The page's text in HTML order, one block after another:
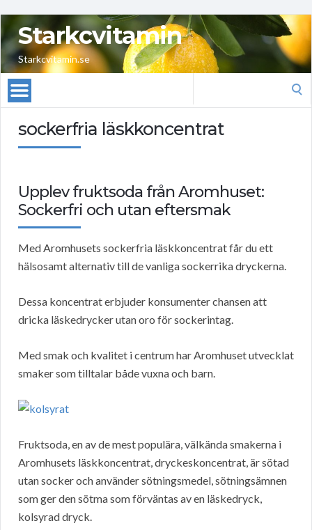
Starkcvitamin
Starkcvitamin.se
sockerfria läskkoncentrat
Upplev fruktsoda från Aromhuset:
Sockerfri och utan eftersmak
Med Aromhusets sockerfria läskkoncentrat får du ett
hälsosamt alternativ till de vanliga sockerrika dryckerna.
Dessa koncentrat erbjuder konsumenter chansen att
dricka läskedrycker utan oro för sockerintag.
Med smak och kvalitet i centrum har Aromhuset utvecklat
smaker som tilltalar både vuxna och barn.
Fruktsoda, en av de mest populära, välkända smakerna i
Aromhusets läskkoncentrat, dryckeskoncentrat, är sötad
utan socker och använder sötningsmedel, sötningsämnen
som ger den sötma som förväntas av en läskedryck,
kolsyrad dryck.